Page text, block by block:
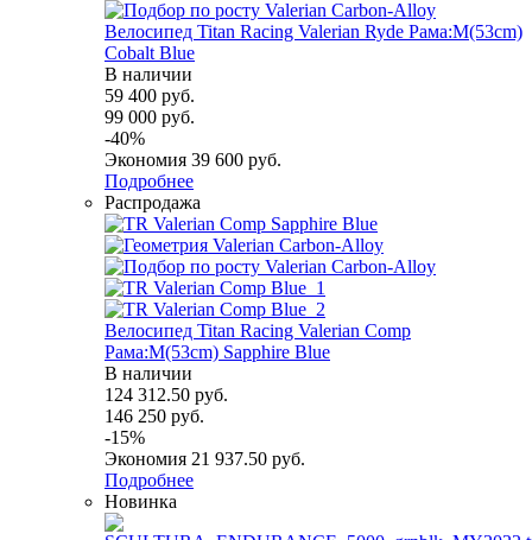
Велосипед Titan Racing Valerian Ryde Рама:M(53cm)
Cobalt Blue
В наличии
59 400 руб.
99 000 руб.
-40%
Экономия 39 600 руб.
Подробнее
Распродажа
Велосипед Titan Racing Valerian Comp
Рама:M(53cm) Sapphire Blue
В наличии
124 312.50 руб.
146 250 руб.
-15%
Экономия 21 937.50 руб.
Подробнее
Новинка